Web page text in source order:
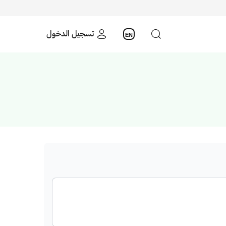
تسجيل الدخول EN